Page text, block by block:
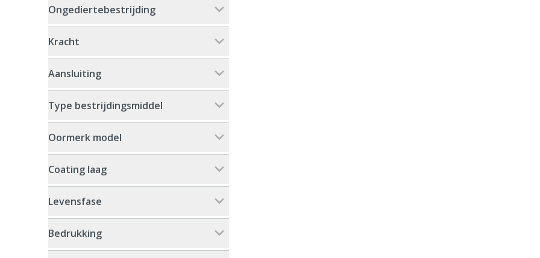
Ongediertebestrijding
Kracht
Aansluiting
Type bestrijdingsmiddel
Oormerk model
Coating laag
Levensfase
Bedrukking